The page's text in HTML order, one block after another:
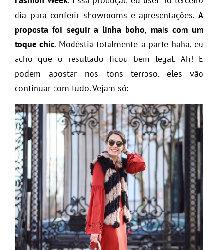
dia para conferir showrooms e apresentações. A
proposta foi seguir a linha boho, mais com um
toque chic. Modéstia totalmente a parte haha, eu
acho que o resultado ficou bem legal. Ah! E
podem apostar nos tons terroso, eles vão
continuar com tudo. Vejam só: